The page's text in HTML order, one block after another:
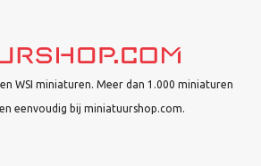
WSI miniaturen. Meer dan 1.000 miniaturen
eenvoudig bij miniatuurshop.com.